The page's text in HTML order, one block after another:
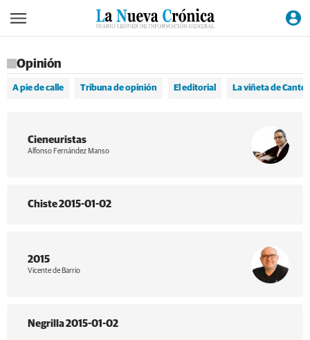
Opinión
A pie de calle Tribuna de opinión El editorial La viñeta de
Cieneuristas
Alfonso Fernández Manso
Chiste 2015-01-02
2015
Vicente de Barrio
Negrilla 2015-01-02